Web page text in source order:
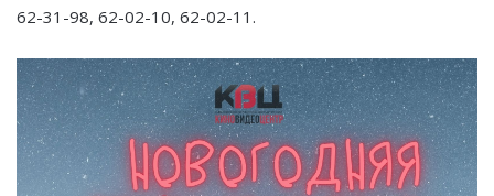
62-31-98, 62-02-10, 62-02-11.